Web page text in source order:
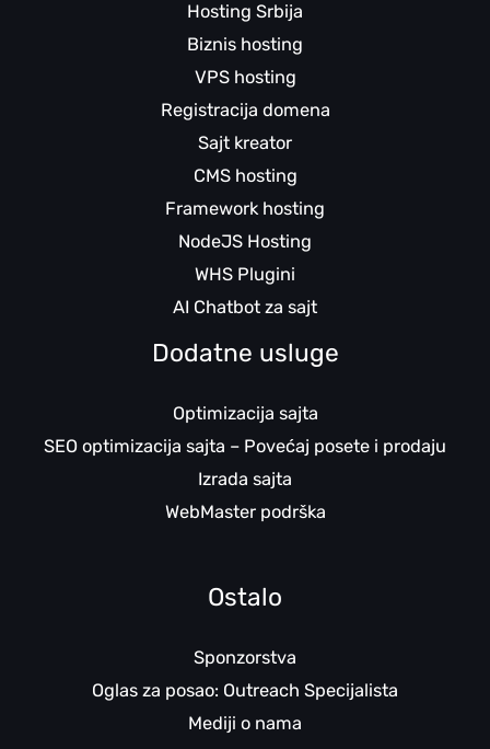
Hosting Srbija
Biznis hosting
VPS hosting
Registracija domena
Sajt kreator
CMS hosting
Framework hosting
NodeJS Hosting
WHS Plugini
AI Chatbot za sajt
Dodatne usluge
Optimizacija sajta
SEO optimizacija sajta – Povećaj posete i prodaju
Izrada sajta
WebMaster podrška
Ostalo
Sponzorstva
Oglas za posao: Outreach Specijalista
Mediji o nama